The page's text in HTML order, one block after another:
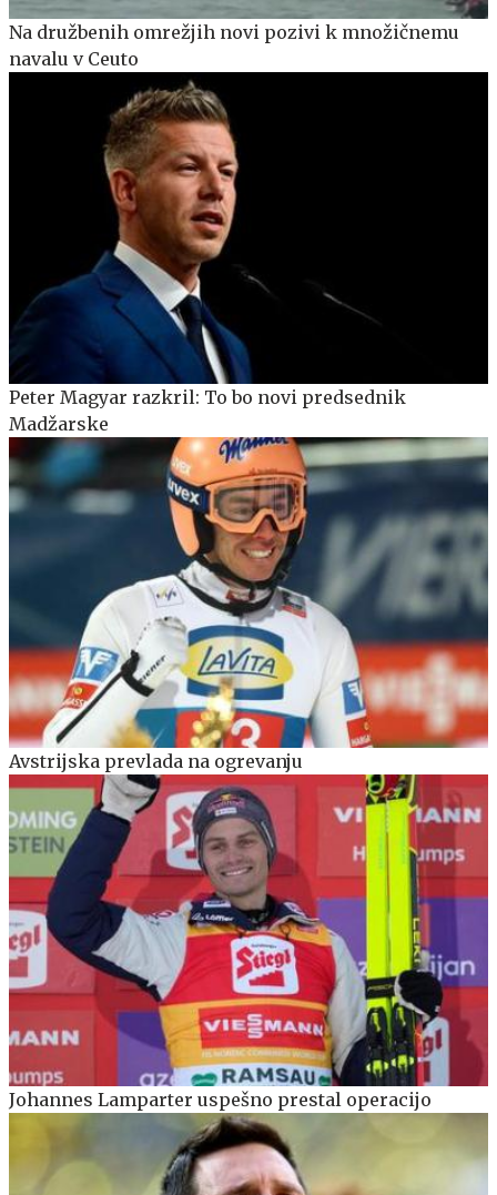
Na družbenih omrežjih novi pozivi k množičnemu
navalu v Ceuto
Peter Magyar razkril: To bo novi predsednik
Madžarske
Avstrijska prevlada na ogrevanju
Johannes Lamparter uspešno prestal operacijo